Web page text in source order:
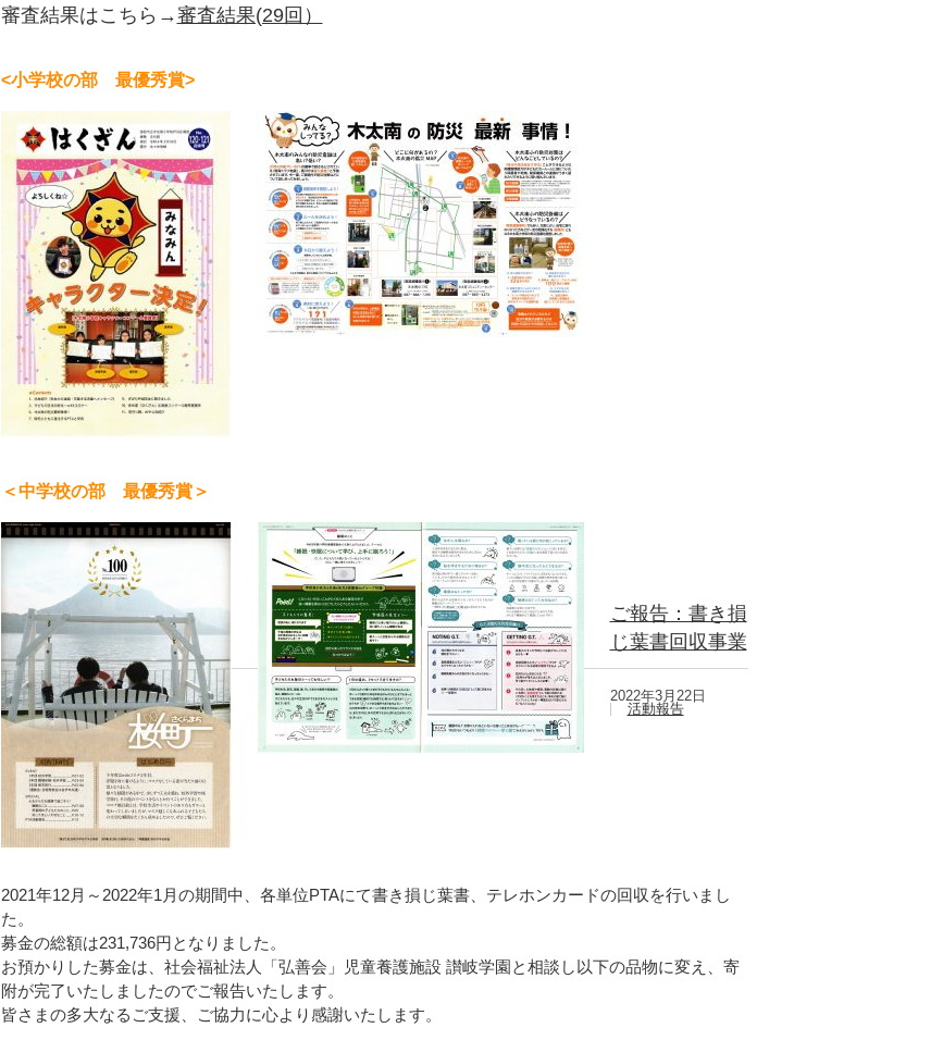
審査結果はこちら→ 審査結果(29回）
<小学校の部 最優秀賞>
＜中学校の部 最優秀賞＞
ご報告：書き損
じ葉書回収事業
2022年3月22日
活動報告
2021年12月～2022年1月の期間中、各単位PTAにて書き損じ葉書、テレホンカードの回収を行いまし
た。
募金の総額は231,736円となりました。
お預かりした募金は、社会福祉法人「弘善会」児童養護施設 讃岐学園と相談し以下の品物に変え、寄
附が完了いたしましたのでご報告いたします。
皆さまの多大なるご支援、ご協力に心より感謝いたします。